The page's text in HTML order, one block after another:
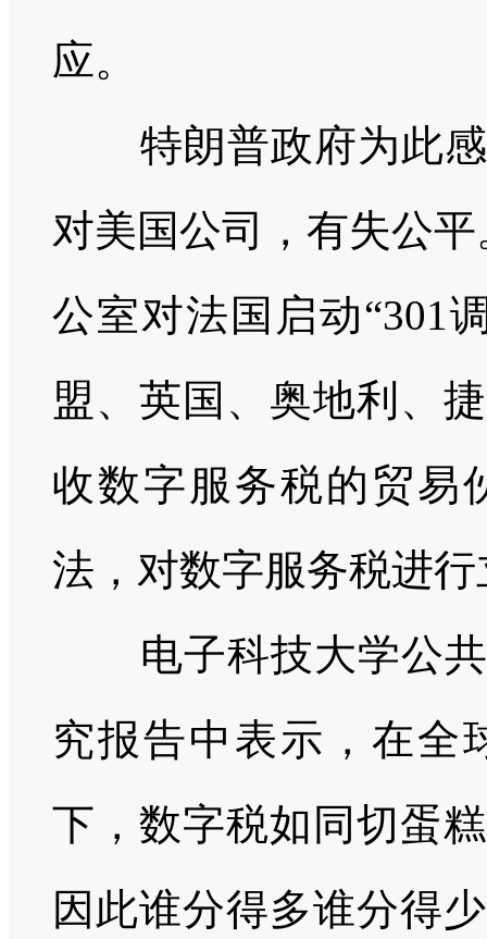
应。
特朗普政府为此
对美国公司，有失公平
公室对法国启动“301
盟、英国、奥地利、
收数字服务税的贸易
法，对数字服务税进
电子科技大学公
究报告中表示，在全
下，数字税如同切蛋
因此谁分得多谁分得